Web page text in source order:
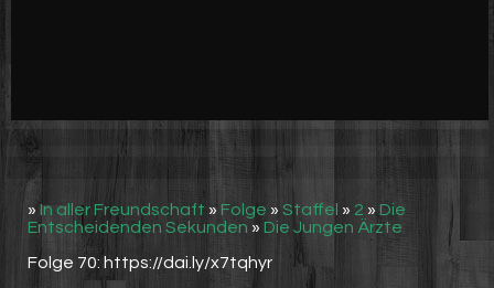
» In aller Freundschaft » Folge » Staffel » 2 » Die
Entscheidenden Sekunden » Die Jungen Ärzte
Folge 70: https://dai.ly/x7tqhyr